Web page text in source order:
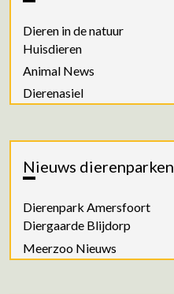
Dieren in de natuur
Huisdieren
Animal News
Dierenasiel
Nieuws dierenparken
Dierenpark Amersfoort
Diergaarde Blijdorp
Meerzoo Nieuws